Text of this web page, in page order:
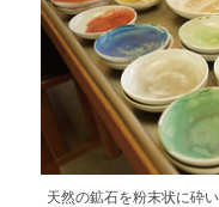
天然の鉱石を粉末状に砕